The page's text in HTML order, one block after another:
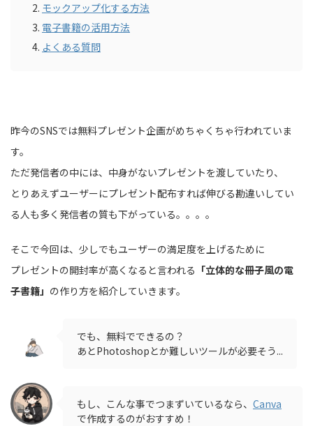
モックアップ化する方法
電子書籍の活用方法
よくある質問
昨今のSNSでは無料プレゼント企画がめちゃくちゃ行われていま
す。
ただ発信者の中には、中身がないプレゼントを渡していたり、
とりあえずユーザーにプレゼント配布すれば伸びる勘違いしてい
る人も多く発信者の質も下がっている。。。。
そこで今回は、少しでもユーザーの満足度を上げるために
プレゼントの開封率が高くなると言われる 「立体的な冊子風の電
子書籍」 の作り方を紹介していきます。
でも、無料でできるの？
あとPhotoshopとか難しいツールが必要そう...
もし、こんな事でつまずいているなら、 Canva
で作成するのがおすすめ！